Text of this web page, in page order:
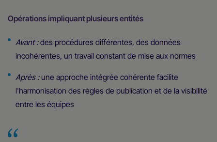
Opérations impliquant plusieurs entités
Avant :des procédures différentes, des données
incohérentes, un travail constant de mise aux normes
Après :une approche intégrée cohérente facilite
l'harmonisation des règles de publication et de la visibilité
entre les équipes